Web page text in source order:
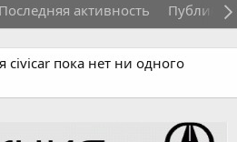
Последняя активность
civicar пока нет ни одного